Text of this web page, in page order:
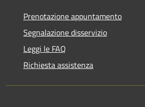
Prenotazione appuntamento
Segnalazione disservizio
Leggi le FAQ
Richiesta assistenza